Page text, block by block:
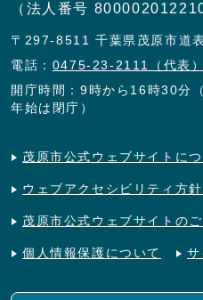
（法人番号
〒297-8511 千葉県茂原市道
電話： 0475-23-2111（代表）
開庁時間：9時から16時30分
年始は閉庁）
茂原市公式ウェブサイトに
ウェブアクセシビリティ方針
茂原市公式ウェブサイトの
個人情報保護について サ